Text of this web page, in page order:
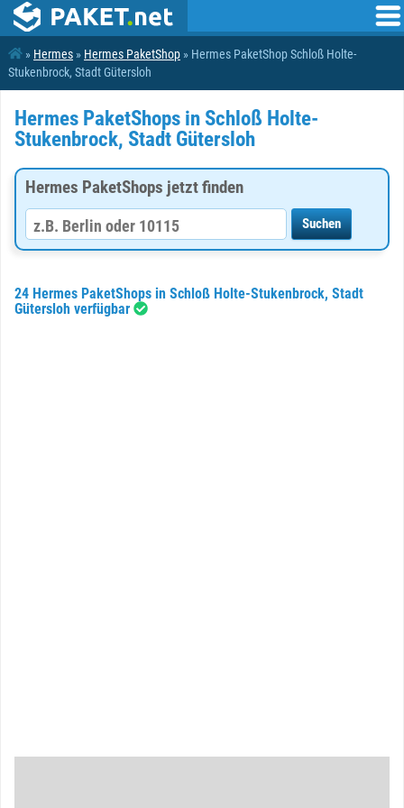
» Hermes » Hermes PaketShop » Hermes PaketShop Schloß Holte-
Stukenbrock, Stadt Gütersloh
Hermes PaketShops in Schloß Holte-
Stukenbrock, Stadt Gütersloh
Hermes PaketShops jetzt finden
24 Hermes PaketShops in Schloß Holte-Stukenbrock, Stadt
Gütersloh verfügbar